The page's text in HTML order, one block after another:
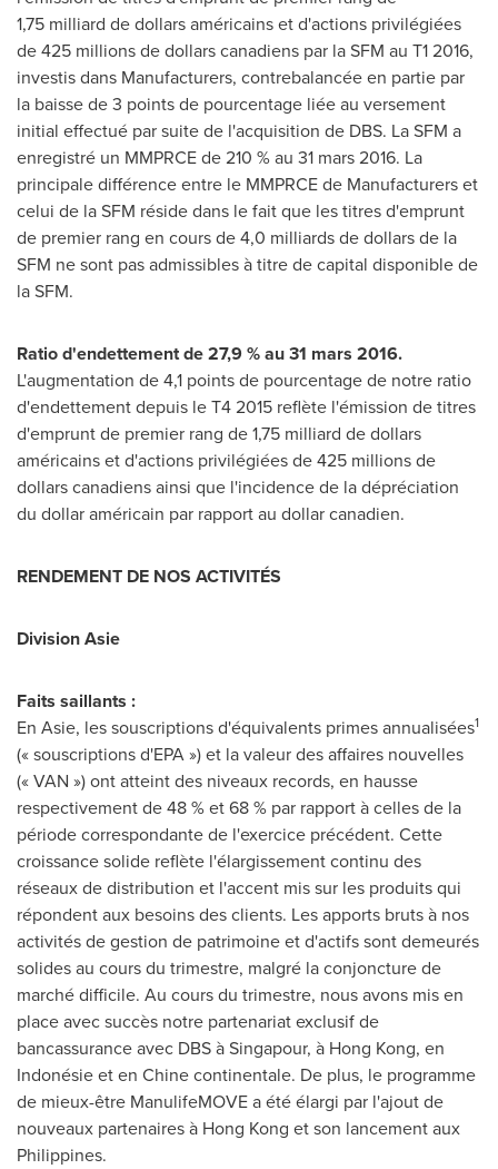
1,75 milliard de dollars américains et d'actions privilégiées
de 425 millions de dollars canadiens par la SFM au T1 2016,
investis dans Manufacturers, contrebalancée en partie par
la baisse de 3 points de pourcentage liée au versement
initial effectué par suite de l'acquisition de DBS. La SFM a
enregistré un MMPRCE de 210 % au 31 mars 2016. La
principale différence entre le MMPRCE de Manufacturers et
celui de la SFM réside dans le fait que les titres d'emprunt
de premier rang en cours de 4,0 milliards de dollars de la
SFM ne sont pas admissibles à titre de capital disponible de
la SFM.
Ratio d'endettement de 27,9 % au 31 mars 2016.
L'augmentation de 4,1 points de pourcentage de notre ratio
d'endettement depuis le T4 2015 reflète l'émission de titres
d'emprunt de premier rang de 1,75 milliard de dollars
américains et d'actions privilégiées de 425 millions de
dollars canadiens ainsi que l'incidence de la dépréciation
du dollar américain par rapport au dollar canadien.
RENDEMENT DE NOS ACTIVITÉS
Division Asie
Faits saillants :
En Asie, les souscriptions d'équivalents primes annualisées1
(« souscriptions d'EPA ») et la valeur des affaires nouvelles
(« VAN ») ont atteint des niveaux records, en hausse
respectivement de 48 % et 68 % par rapport à celles de la
période correspondante de l'exercice précédent. Cette
croissance solide reflète l'élargissement continu des
réseaux de distribution et l'accent mis sur les produits qui
répondent aux besoins des clients. Les apports bruts à nos
activités de gestion de patrimoine et d'actifs sont demeurés
solides au cours du trimestre, malgré la conjoncture de
marché difficile. Au cours du trimestre, nous avons mis en
place avec succès notre partenariat exclusif de
bancassurance avec DBS à Singapour, à Hong Kong, en
Indonésie et en Chine continentale. De plus, le programme
de mieux-être ManulifeMOVE a été élargi par l'ajout de
nouveaux partenaires à Hong Kong et son lancement aux
Philippines.